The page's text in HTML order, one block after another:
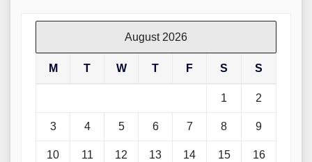
August 2026
M T W T F S S
1 2
3 4 5 6 7 8 9
10 11 12 13 14 15 16